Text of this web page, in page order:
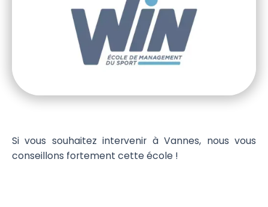
Si vous souhaitez intervenir à Vannes, nous vous
conseillons fortement cette école !